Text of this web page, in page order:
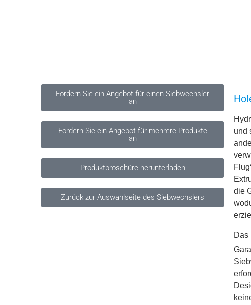
Fordern Sie ein Angebot für einen Siebwechsler
an
Fordern Sie ein Angebot für mehrere Produkte
an
Produktbroschüre herunterladen
Zurück zur Auswahlseite des Siebwechslers
und
die
Das